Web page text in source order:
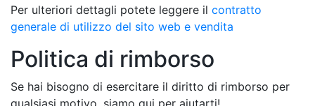
Per ulteriori dettagli potete leggere il contratto
generale di utilizzo del sito web e vendita
Politica di rimborso
Se hai bisogno di esercitare il diritto di rimborso per
qualsiasi motivo, siamo qui per aiutarti!